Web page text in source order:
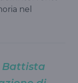
nel
Battista